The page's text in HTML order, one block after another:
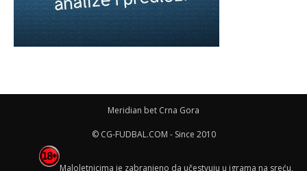
Meridian bet Crna Gora
© CG-FUDBAL.COM - Since 2010
Maloletnicima je zabranjeno da učestvuju u igrama na sreću,